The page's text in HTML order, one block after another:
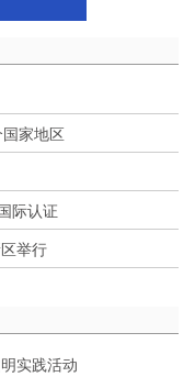
家地区
际认证
举行
实践活动